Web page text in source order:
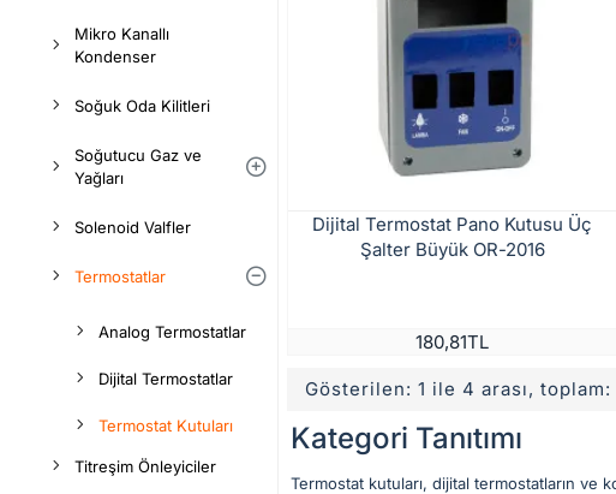
Mikro Kanallı
Kondenser
Soğuk Oda Kilitleri
Soğutucu Gaz ve
Yağları
Solenoid Valfler
Termostatlar
Analog Termostatlar
Dijital Termostatlar
Termostat Kutuları
Titreşim Önleyiciler
Kategori Tanıtımı
Termostat kutuları, dijital termostatların ve
Dijital Termostat Pano Kutusu Üç
Şalter Büyük OR-2016
180,81TL
Gösterilen: 1 ile 4 arası, toplam: